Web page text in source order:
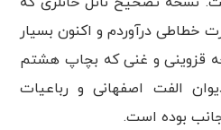
خطاطی درآوردم و اکنون بسیار
قزوینی و غنی که بچاپ هشتم
الفت اصفهانی و رباعیات
بوده است.